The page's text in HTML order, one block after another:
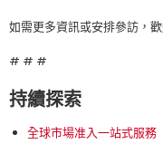
如需更多資訊或安排參訪，
# # #
持續探索
全球市場准入一站式服務